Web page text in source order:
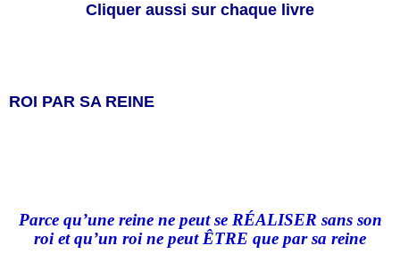
Cliquer aussi sur chaque livre
ROI PAR SA REINE
Parce qu’une reine ne peut se RÉALISER sans son
roi et qu’un roi ne peut ÊTRE que par sa reine